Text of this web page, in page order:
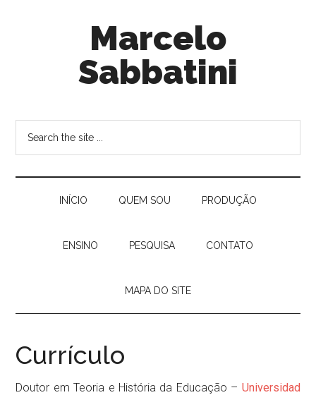
Marcelo
Sabbatini
INÍ­CIO QUEM SOU PRODUÇÃO
ENSINO PESQUISA CONTATO
MAPA DO SITE
Currículo
Doutor em Teoria e História da Educação – Universidad